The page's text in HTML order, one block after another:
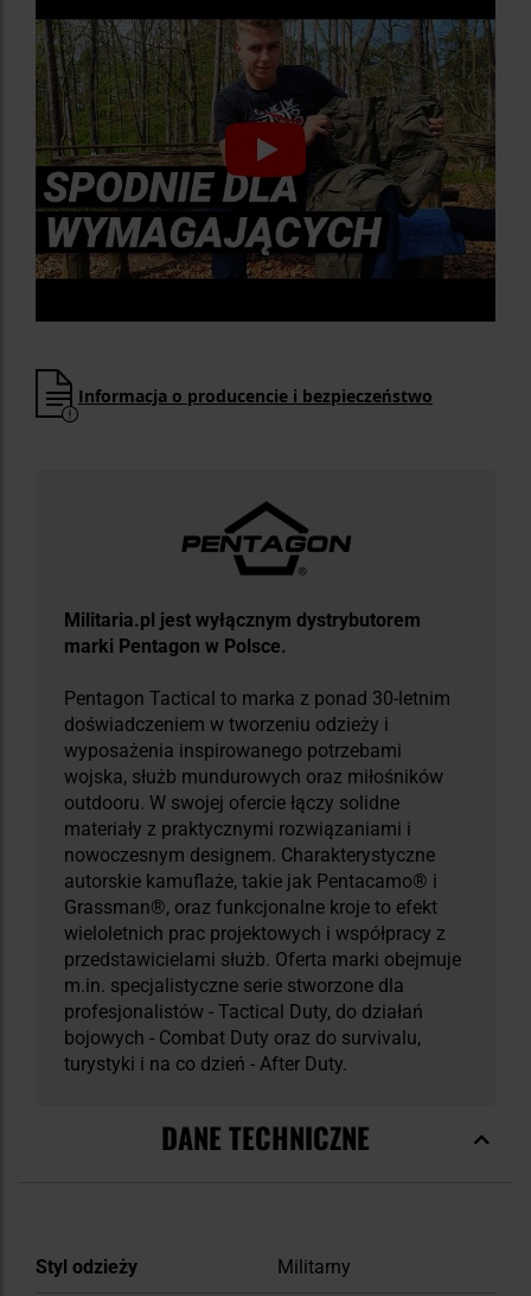
Informacja o producencie i bezpieczeństwo
Militaria.pl jest wyłącznym dystrybutorem
marki Pentagon w Polsce.
Pentagon Tactical to marka z ponad 30-letnim
doświadczeniem w tworzeniu odzieży i
wyposażenia inspirowanego potrzebami
wojska, służb mundurowych oraz miłośników
outdooru. W swojej ofercie łączy solidne
materiały z praktycznymi rozwiązaniami i
nowoczesnym designem. Charakterystyczne
autorskie kamuflaże, takie jak Pentacamo® i
Grassman®, oraz funkcjonalne kroje to efekt
wieloletnich prac projektowych i współpracy z
przedstawicielami służb. Oferta marki obejmuje
m.in. specjalistyczne serie stworzone dla
profesjonalistów - Tactical Duty, do działań
bojowych - Combat Duty oraz do survivalu,
turystyki i na co dzień - After Duty.
DANE TECHNICZNE
Więcej
Styl odzieży Militarny